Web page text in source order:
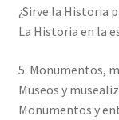
¿Sirve la Historia
La Historia en la
5. Monumentos,
Museos y
Monumentos y